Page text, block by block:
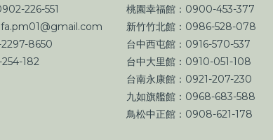
226-551
8650
182
桃園幸福館：0900-453-377
新竹竹北館：0986-528-078
台中西屯館：0916-570-537
台中大里館：0910-051-108
台南永康館：0921-207-230
九如旗艦館：0968-683-588
鳥松中正館：0908-621-178